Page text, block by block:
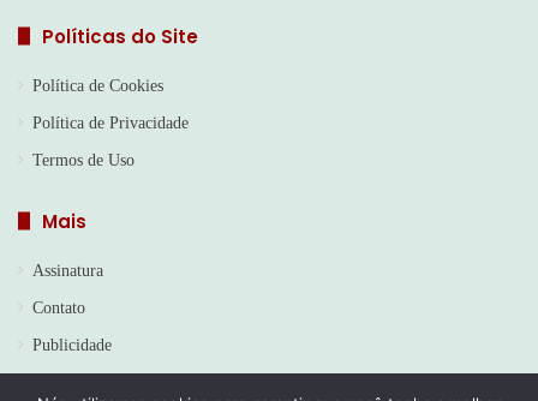
Políticas do Site
Política de Cookies
Política de Privacidade
Termos de Uso
Mais
Assinatura
Contato
Publicidade